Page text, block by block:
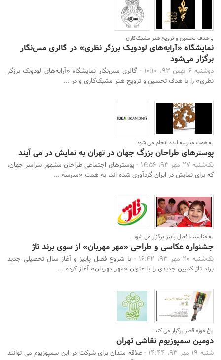
با هدف تحسین و ترویج هنر مشبک‌کاری
نمایشگاه «آرایه‌های لودویک برزگر نظری» در گالری مس‌نگار
برگزار می‌شود
دوشنبه 6 بهمن 93، 10:10 -
گالری مس‌نگار نمایشگاه «آرایه‌های لودویک برزگر
نظری» را با هدف تحسین و ترویج هنر مشبک‌کاری و در ...
به همت مدرسه ایده انجام می شود
پوسترهای طراحان بزرگ جهان در تهران به نمایش در می آیند
یک‌شنبه 27 مهر 93، 14:56 -
پوسترهای اجتماعی طراحان مشهور سراسر جهان،
که برای نمایش در ایران گردآوری شده اند، به همت «مدرسه ...
به مناسبت فصل پاییز برگزار می شود
جشنواره عکاسی و طراحی «مهر مهربان» از سوی برند تاژ
یک‌شنبه 20 مهر 93، 16:42 -
با شروع فصل پاییز و آغاز سال تحصیلی جدید
برند تاژ کمپین جدیدی را با عنوان «مهر مهربان» آغاز کرده ...
باغ موزه قصر برگزار می کند:
دومین سمپوزیوم نقاشی تهران
شنبه 19 مهر 93، 14:44 -
علاقه مندان برای شرکت در این سمپوزیوم می توانند